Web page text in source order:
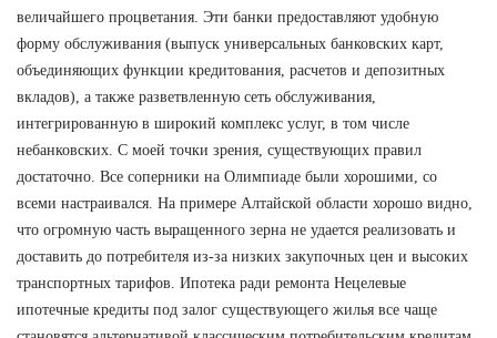
величайшего процветания. Эти банки предоставляют удобную
форму обслуживания (выпуск универсальных банковских карт,
объединяющих функции кредитования, расчетов и депозитных
вкладов), а также разветвленную сеть обслуживания,
интегрированную в широкий комплекс услуг, в том числе
небанковских. С моей точки зрения, существующих правил
достаточно. Все соперники на Олимпиаде были хорошими, со
всеми настраивался. На примере Алтайской области хорошо видно,
что огромную часть выращенного зерна не удается реализовать и
доставить до потребителя из-за низких закупочных цен и высоких
транспортных тарифов. Ипотека ради ремонта Нецелевые
ипотечные кредиты под залог существующего жилья все чаще